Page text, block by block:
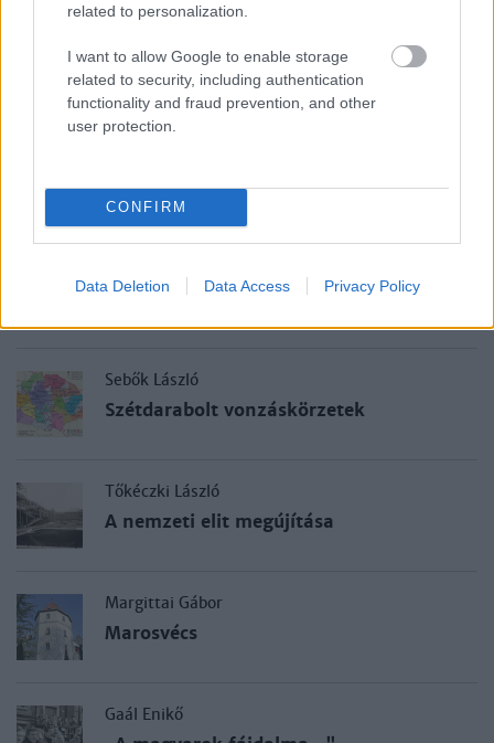
related to personalization.
I want to allow Google to enable storage
related to security, including authentication
functionality and fraud prevention, and other
user protection.
CONFIRM
Data Deletion Data Access Privacy Policy
Zeidler Miklós
Válogatás a két háború közötti
magyarországi pártprogramokból, 1919–
1944
Elcsatolt arisztokrácia
A Szent Korona-tan a két világháború
Sebők László
Szétdarabolt vonzáskörzetek
Tőkéczki László
A nemzeti elit megújítása
Margittai Gábor
Marosvécs
Gaál Enikő